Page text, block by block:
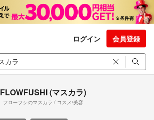
ログイン 会員登録
FLOWFUSHI (マスカラ)
フローフシのマスカラ / コスメ/美容